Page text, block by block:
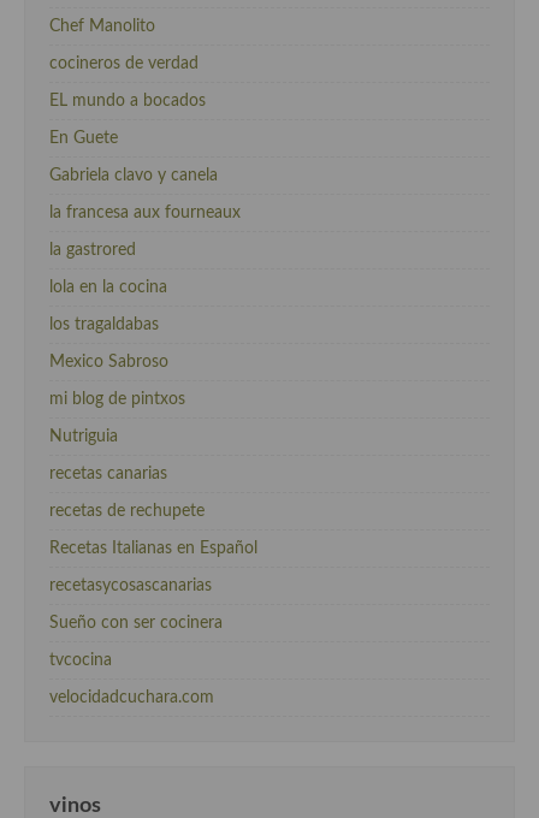
Chef Manolito
cocineros de verdad
EL mundo a bocados
En Guete
Gabriela clavo y canela
la francesa aux fourneaux
la gastrored
lola en la cocina
los tragaldabas
Mexico Sabroso
mi blog de pintxos
Nutriguia
recetas canarias
recetas de rechupete
Recetas Italianas en Español
recetasycosascanarias
Sueño con ser cocinera
tvcocina
velocidadcuchara.com
vinos